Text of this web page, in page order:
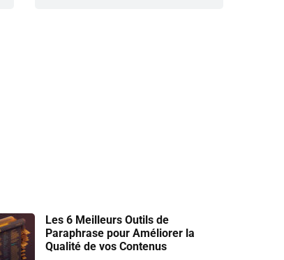
Les 6 Meilleurs Outils de
Paraphrase pour Améliorer la
Qualité de vos Contenus